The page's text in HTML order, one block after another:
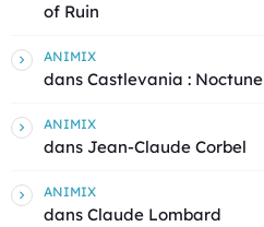
of Ruin
ANIMIX
dans Castlevania : Noctune
ANIMIX
dans Jean-Claude Corbel
ANIMIX
dans Claude Lombard